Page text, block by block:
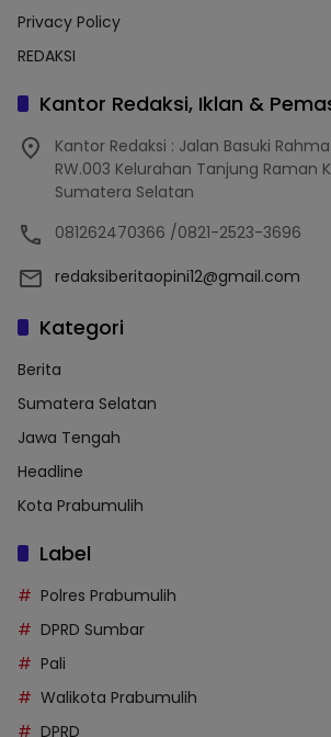
Privacy Policy
REDAKSI
Kantor Redaksi, Iklan &
Kantor Redaksi : Jalan Basuki
RW.003 Kelurahan Tanjung Raman
Sumatera Selatan
081262470366 /0821-2523-3696
redaksiberitaopini12@gmail.com
Kategori
Berita
Sumatera Selatan
Jawa Tengah
Headline
Kota Prabumulih
Label
Polres Prabumulih
DPRD Sumbar
Pali
Walikota Prabumulih
DPRD